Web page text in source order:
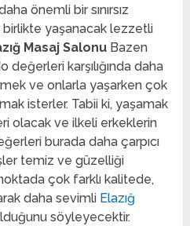
önemli bir sınırsız
yaşanacak lezzetli
Masaj Salonu Bazen
karşılığında daha
ve onlarla yaşarken çok
isterler. Tabii ki, yaşamak
olacak ve ilkeli erkeklerin
burada daha çarpıcı
temiz ve güzelliği
çok farklı kalitede,
daha sevimli Elazığ
söyleyecektir.